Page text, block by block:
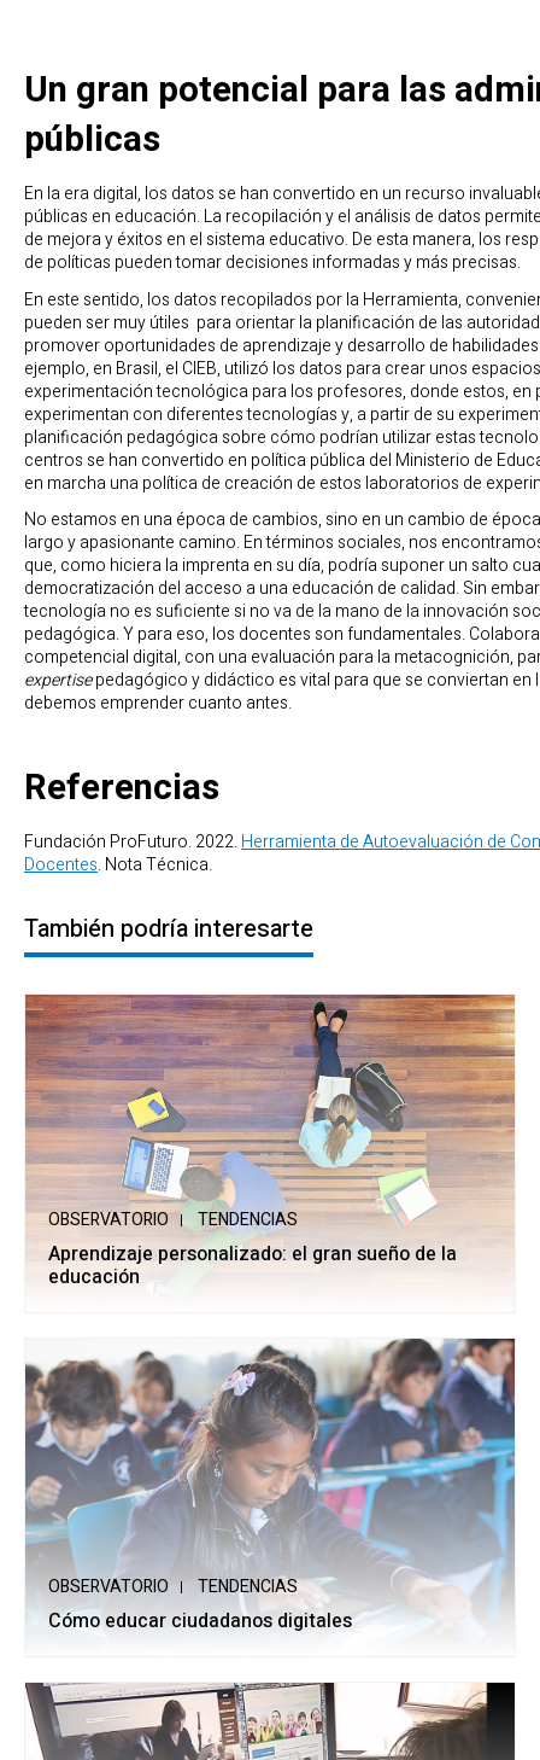
Un gran potencial para las
públicas
En la era digital, los datos se han convertido en un recurso
públicas en educación. La recopilación y el análisis de datos
de mejora y éxitos en el sistema educativo. De esta manera, los
de políticas pueden tomar decisiones informadas y más precisas.
En este sentido, los datos recopilados por la Herramienta,
pueden ser muy útiles para orientar la planificación de las
promover oportunidades de aprendizaje y desarrollo de
ejemplo, en Brasil, el CIEB, utilizó los datos para crear unos
experimentación tecnológica para los profesores, donde estos, en
experimentan con diferentes tecnologías y, a partir de su
planificación pedagógica sobre cómo podrían utilizar estas
centros se han convertido en política pública del Ministerio de
en marcha una política de creación de estos laboratorios de
No estamos en una época de cambios, sino en un cambio de
largo y apasionante camino. En términos sociales, nos
que, como hiciera la imprenta en su día, podría suponer un salto
democratización del acceso a una educación de calidad. Sin
tecnología no es suficiente si no va de la mano de la innovación
pedagógica. Y para eso, los docentes son fundamentales.
competencial digital, con una evaluación para la metacognición,
expertisepedagógico y didáctico es vital para que se conviertan en
debemos emprender cuanto antes.
Referencias
Fundación ProFuturo. 2022.Herramienta de Autoevaluación de
Docentes. Nota Técnica.
También podría interesarte
OBSERVATORIO TENDENCIAS
Aprendizaje personalizado: el gran sueño de la
educación
OBSERVATORIO TENDENCIAS
Cómo educar ciudadanos digitales